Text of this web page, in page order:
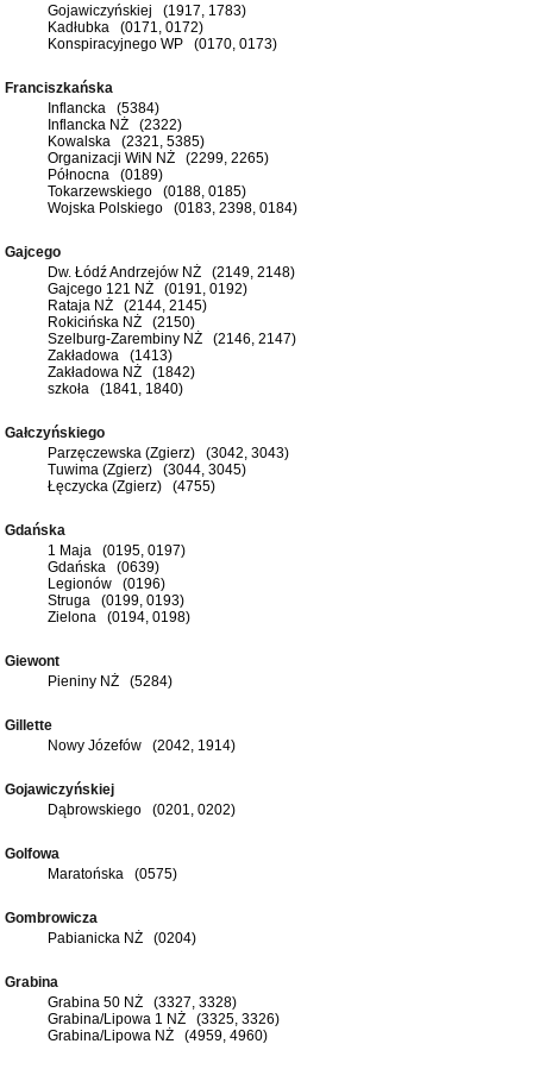
Gojawiczyńskiej (1917, 1783)
Kadłubka (0171, 0172)
Konspiracyjnego WP (0170, 0173)
Franciszkańska
Inflancka (5384)
Inflancka NŻ (2322)
Kowalska (2321, 5385)
Organizacji WiN NŻ (2299, 2265)
Północna (0189)
Tokarzewskiego (0188, 0185)
Wojska Polskiego (0183, 2398, 0184)
Gajcego
Dw. Łódź Andrzejów NŻ (2149, 2148)
Gajcego 121 NŻ (0191, 0192)
Rataja NŻ (2144, 2145)
Rokicińska NŻ (2150)
Szelburg-Zarembiny NŻ (2146, 2147)
Zakładowa (1413)
Zakładowa NŻ (1842)
szkoła (1841, 1840)
Gałczyńskiego
Parzęczewska (Zgierz) (3042, 3043)
Tuwima (Zgierz) (3044, 3045)
Łęczycka (Zgierz) (4755)
Gdańska
1 Maja (0195, 0197)
Gdańska (0639)
Legionów (0196)
Struga (0199, 0193)
Zielona (0194, 0198)
Giewont
Pieniny NŻ (5284)
Gillette
Nowy Józefów (2042, 1914)
Gojawiczyńskiej
Dąbrowskiego (0201, 0202)
Golfowa
Maratońska (0575)
Gombrowicza
Pabianicka NŻ (0204)
Grabina
Grabina 50 NŻ (3327, 3328)
Grabina/Lipowa 1 NŻ (3325, 3326)
Grabina/Lipowa NŻ (4959, 4960)